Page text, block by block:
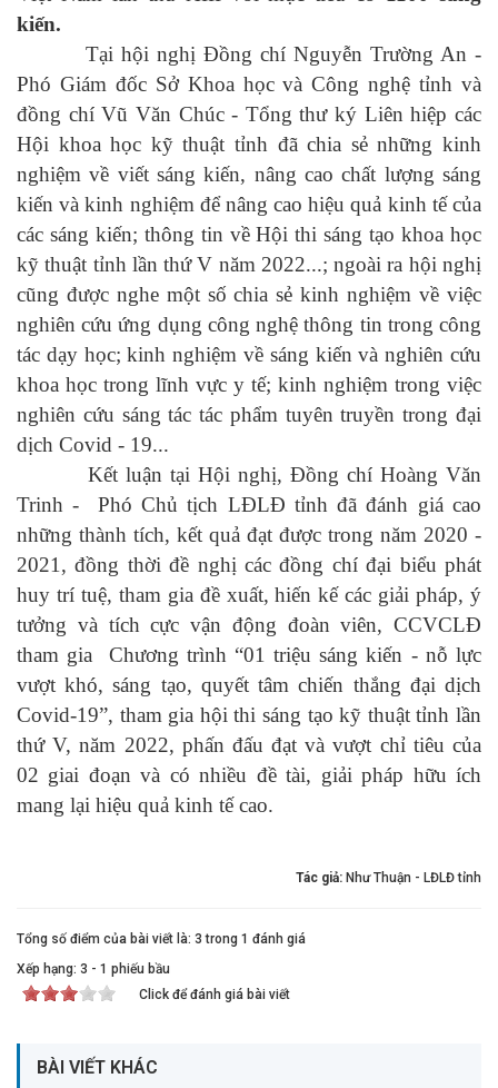
kiến.
Tại hội nghị Đồng chí Nguyễn Trường An -
Phó Giám đốc Sở Khoa học và Công nghệ tỉnh và
đồng chí Vũ Văn Chúc - Tổng thư ký Liên hiệp các
Hội khoa học kỹ thuật tỉnh đã chia sẻ những kinh
nghiệm về viết sáng kiến, nâng cao chất lượng sáng
kiến và kinh nghiệm để nâng cao hiệu quả kinh tế của
các sáng kiến; thông tin về Hội thi sáng tạo khoa học
kỹ thuật tỉnh lần thứ V năm 2022...; ngoài ra hội nghị
cũng được nghe một số chia sẻ kinh nghiệm về việc
nghiên cứu ứng dụng công nghệ thông tin trong công
tác dạy học; kinh nghiệm về sáng kiến và nghiên cứu
khoa học trong lĩnh vực y tế; kinh nghiệm trong việc
nghiên cứu sáng tác tác phẩm tuyên truyền trong đại
dịch Covid - 19...
Kết luận tại Hội nghị, Đồng chí Hoàng Văn
Trinh - Phó Chủ tịch LĐLĐ tỉnh đã đánh giá cao
những thành tích, kết quả đạt được trong năm 2020 -
2021, đồng thời đề nghịcác đồng chí đại biểu phát
huy trí tuệ, tham gia đề xuất, hiến kế các giải pháp, ý
tưởng và tích cực vận động đoàn viên, CCVCLĐ
tham gia Chương trình “01 triệu sáng kiến - nỗ lực
vượt khó, sáng tạo, quyết tâm chiến thắng đại dịch
Covid-19”, tham gia hội thi sáng tạo kỹ thuật tỉnh lần
thứ V, năm 2022, phấn đấu đạt và vượt chỉ tiêu của
02 giai đoạn và có nhiều đề tài, giải pháp hữu ích
mang lại hiệu quả kinh tế cao.
Tác giả: Như Thuận - LĐLĐ tỉnh
Tổng số điểm của bài viết là: 3 trong 1 đánh giá
Xếp hạng: 3 - 1 phiếu bầu
Click để đánh giá bài viết
BÀI VIẾT KHÁC